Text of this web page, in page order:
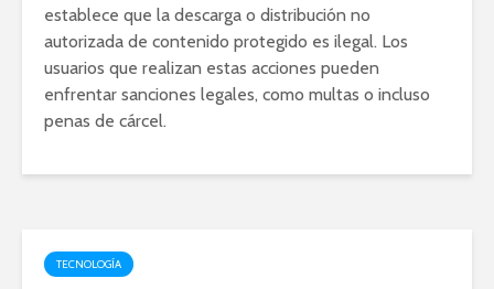
establece que la descarga o distribución no
autorizada de contenido protegido es ilegal. Los
usuarios que realizan estas acciones pueden
enfrentar sanciones legales, como multas o incluso
penas de cárcel.
TECNOLOGÍA